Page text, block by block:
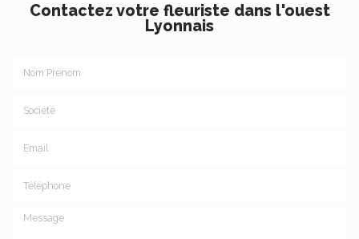
Contactez votre fleuriste dans l'ouest
Lyonnais
Message